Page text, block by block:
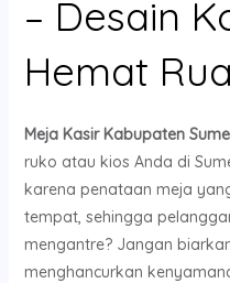
– Desain
Hemat
Meja Kasir Kabupaten
ruko atau kios Anda di
karena penataan meja
tempat, sehingga
mengantre? Jangan
menghancurkan